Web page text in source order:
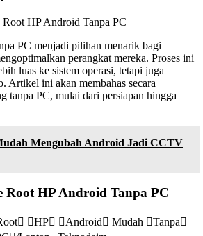
PC menjadi pilihan menarik bagi
perangkat mereka. Proses ini
luas ke sistem operasi, tetapi juga
Artikel ini akan membahas secara
tanpa PC, mulai dari persiapan hingga
Mengubah Android Jadi CCTV
Root HP Android Tanpa PC